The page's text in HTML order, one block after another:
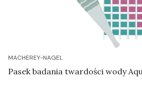
MACHEREY-NAGEL
Pasek badania twardości wody